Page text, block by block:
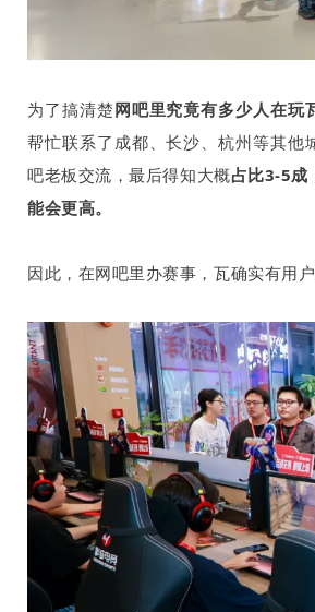
为了搞清楚网吧里究竟有多少人在玩
帮忙联系了成都、长沙、杭州等其他
吧老板交流，最后得知大概占比3-5成
能会更高。
因此，在网吧里办赛事，瓦确实有用户